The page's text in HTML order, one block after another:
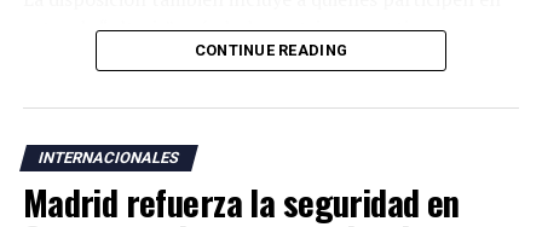
actos de “ultraje” a símbolos patrios argentinos o
incentiven la realización de acciones contempladas
Argentina mantiene una larga tradición migratoria y su
Constitución garantiza a los residentes derechos civiles,
además del acceso a servicios como salud, educación y
CONTINUE READING
INTERNACIONALES
Madrid refuerza la seguridad en